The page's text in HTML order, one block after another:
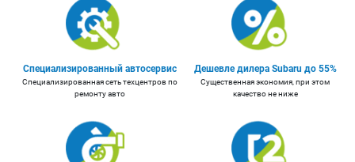
Специализированный автосервис
Специализированная сеть техцентров по
ремонту авто
Дешевле дилера Subaru до 55%
Существенная экономия, при этом
качество не ниже